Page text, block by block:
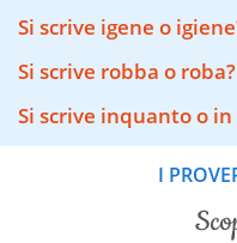
Si scrive igene o
Si scrive robba o roba?
Si scrive inquanto o
I